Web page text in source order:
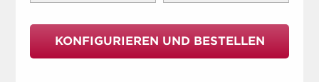
KONFIGURIEREN UND BESTELLEN